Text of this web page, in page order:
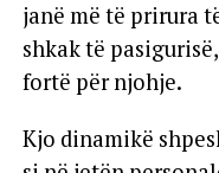
janë më të prirura
shkak të
fortë për njohje.
Kjo dinamikë